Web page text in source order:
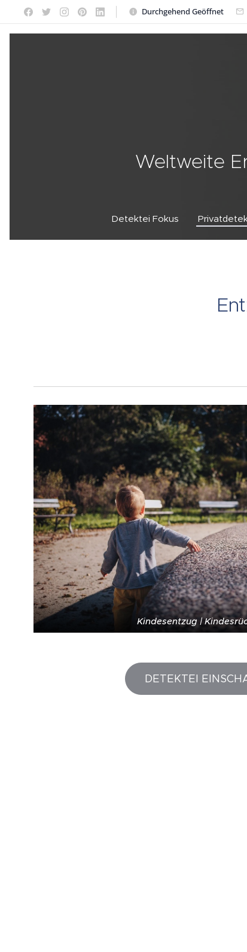
Durchgehend Geöffnet
Weltweite
Detektei Fokus
Kindesentzug |
DETEKTEI